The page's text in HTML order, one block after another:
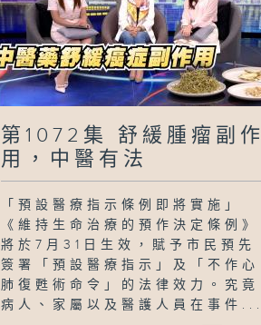
第1072集 舒緩腫瘤副作
用，中醫有法
「預設醫療指示條例即將實施」
《維持生命治療的預作決定條例》
將於7月31日生效，賦予市民預先
簽署「預設醫療指示」及「不作心
肺復甦術命令」的法律效力。究竟
病人、家屬以及醫護人員在事件...